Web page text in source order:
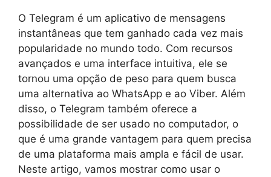
O Telegram é um aplicativo de mensagens
instantâneas que tem ganhado cada vez mais
popularidade no mundo todo. Com recursos
avançados e uma interface intuitiva, ele se
tornou uma opção de peso para quem busca
uma alternativa ao WhatsApp e ao Viber. Além
disso, o Telegram também oferece a
possibilidade de ser usado no computador, o
que é uma grande vantagem para quem precisa
de uma plataforma mais ampla e fácil de usar.
Neste artigo, vamos mostrar como usar o